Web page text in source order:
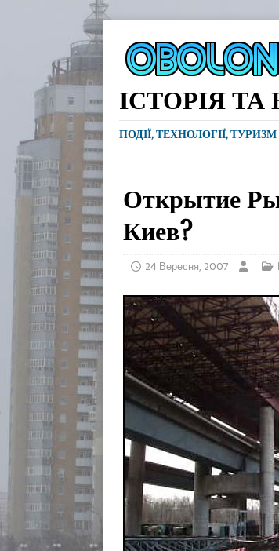
ІСТОРІЯ
ПОДІЇ, ТЕХНОЛОГІЇ,
Открытие
Киев?
24 Вересня, 2007